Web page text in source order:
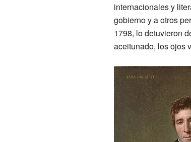
internacionales y
gobierno y a otros
1798, lo detuvieron
aceitunado, los ojos